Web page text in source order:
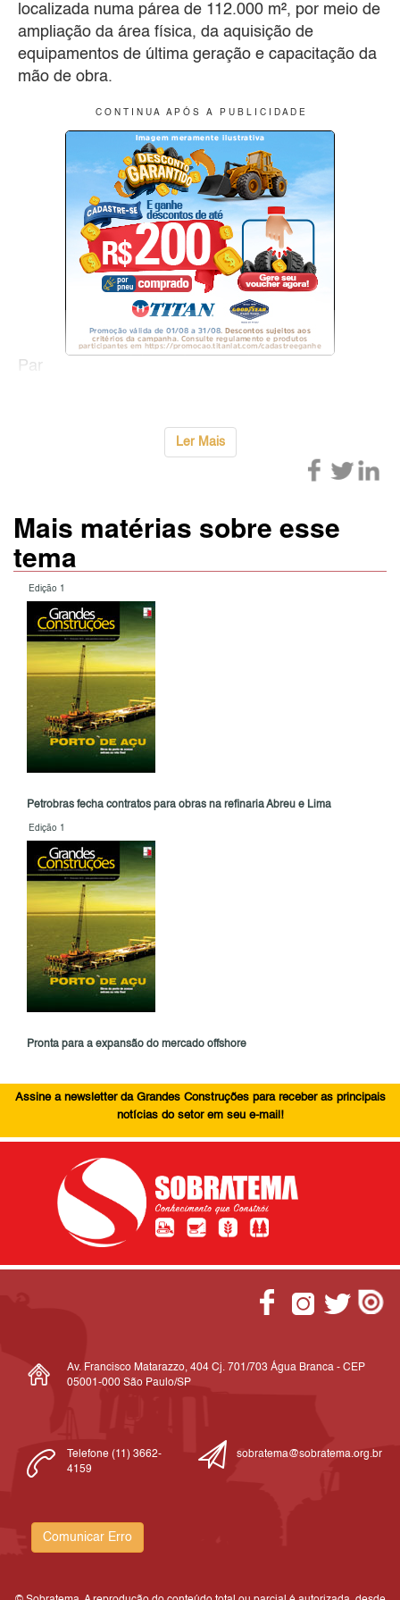
localizada numa párea de 112.000 m², por meio de
ampliação da área física, da aquisição de
equipamentos de última geração e capacitação da
mão de obra.
C O N T I N U A A P Ó S A P U B L I C I D A D E
Par
Ler Mais
Mais matérias sobre esse
tema
Edição 1
Petrobras fecha contratos para obras na refinaria Abreu e Lima
Edição 1
Pronta para a expansão do mercado offshore
Assine a newsletter da Grandes Construções para receber as principais
notícias do setor em seu e-mail!
Av. Francisco Matarazzo, 404 Cj. 701/703 Água Branca - CEP
05001-000 São Paulo/SP
Telefone (11) 3662-
4159
sobratema@sobratema.org.br
Comunicar Erro